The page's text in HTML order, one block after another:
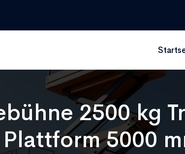
2500 kg
Plattform 5000